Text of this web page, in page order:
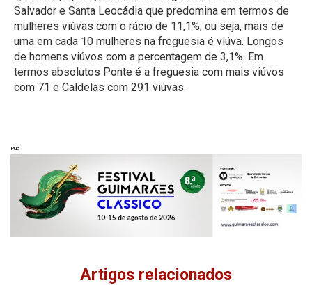
Salvador e Santa Leocádia que predomina em termos de
mulheres viúvas com o rácio de 11,1%; ou seja, mais de
uma em cada 10 mulheres na freguesia é viúva. Longos
de homens viúvos com a percentagem de 3,1%. Em
termos absolutos Ponte é a freguesia com mais viúvos
com 71 e Caldelas com 291 viúvas.
Pub
Artigos relacionados